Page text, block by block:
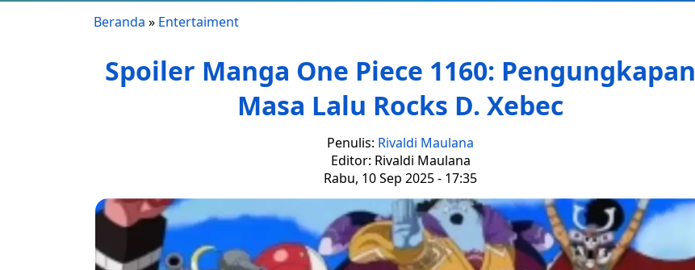
Beranda » Entertaiment
Spoiler Manga One Piece 1160: Pengungkapan
Masa Lalu Rocks D. Xebec
Penulis: Rivaldi Maulana
Editor: Rivaldi Maulana
Rabu, 10 Sep 2025 - 17:35